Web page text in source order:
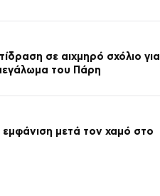
σε αιχμηρό σχόλιο για
του Πάρη
μετά τον χαμό στο